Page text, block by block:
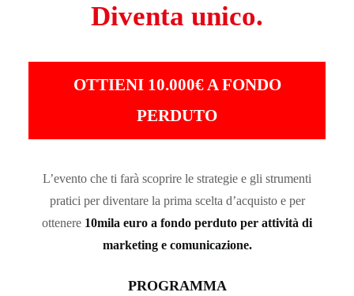
Diventa unico.
OTTIENI 10.000€ A FONDO
PERDUTO
L’evento che ti farà scoprire le strategie e gli strumenti
pratici per diventare la prima scelta d’acquisto e per
ottenere 10mila euro a fondo perduto per attività di
marketing e comunicazione.
PROGRAMMA